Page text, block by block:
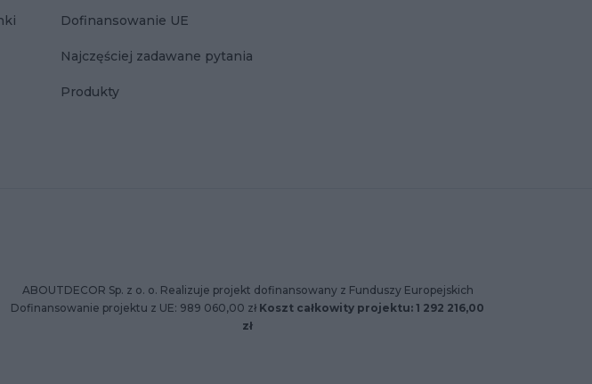
Dofinansowanie UE
Najczęściej zadawane pytania
Produkty
ABOUTDECOR Sp. z o. o. Realizuje projekt dofinansowany z Funduszy Europejskich
Dofinansowanie projektu z UE: 989 060,00 zł Koszt całkowity projektu: 1 292 216,00
zł